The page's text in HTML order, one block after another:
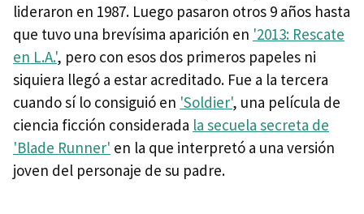
lideraron en 1987. Luego pasaron otros 9 años hasta
que tuvo una brevísima aparición en '2013: Rescate
en L.A.', pero con esos dos primeros papeles ni
siquiera llegó a estar acreditado. Fue a la tercera
cuando sí lo consiguió en 'Soldier', una película de
ciencia ficción considerada la secuela secreta de
'Blade Runner' en la que interpretó a una versión
joven del personaje de su padre.